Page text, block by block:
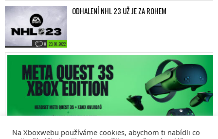
23. 08. 2022
8
ODHALENÍ NHL 23 UŽ JE ZA ROHEM
Na Xboxwebu používáme cookies, abychom ti nabídli co